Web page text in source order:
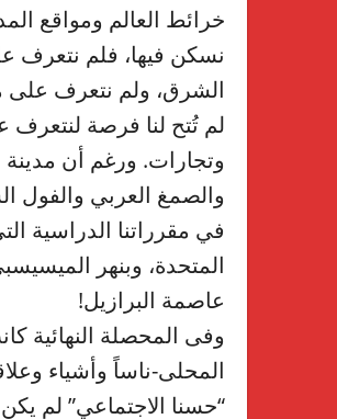
خرائط العالم ومواقع
نسكن فيها، فلم نتعرف
الشرق، ولم نتعرف على
لم تُتح لنا فرصة
وتجارات. ورغم أن
والصمغ العربي والفول
في مقرراتنا الدراسية
المتحدة، وبنهر
عاصمة البرازيل!
وفى المحصلة النهائية
المحلى-ناساً وأشياء
“حسنا الاجتماعي” لم يكن